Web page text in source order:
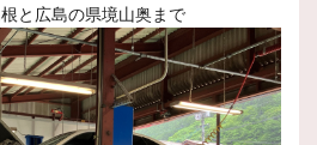
と広島の県境山奥まで